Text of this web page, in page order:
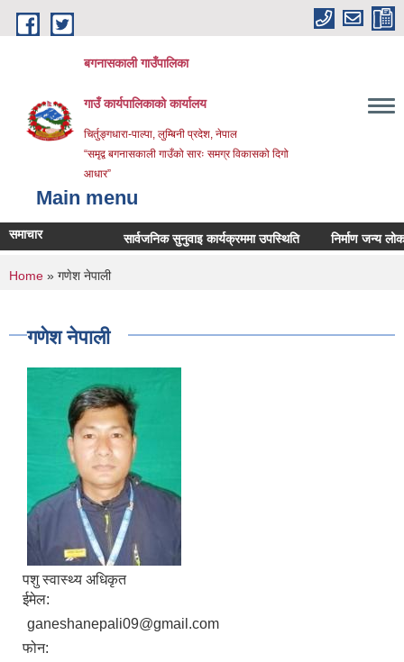
Skip to main content
बगनासकाली गाउँपालिका
गाउँ कार्यपालिकाको कार्यालय
चिर्तुङ्गधारा-पाल्पा, लुम्बिनी प्रदेश, नेपाल
“समृद्व बगनासकाली गाउँको सारः समग्र विकासको दिगो
आधार”
Main menu
समाचार सार्वजनिक सुनुवाइ कार्यक्रममा उपस्थिति निर्माण जन्य लोकल
You are here
Home » गणेश नेपाली
गणेश नेपाली
पशु स्वास्थ्य अधिकृत
ईमेल:
ganeshanepali09@gmail.com
फोन: